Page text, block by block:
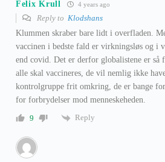
Felix Krull 4 years ago
Reply to Klodshans
Klummen skraber bare lidt i overfladen.
vaccinen i bedste fald er virkningsløs og i
end covid. Det er derfor globalistene er så
alle skal vaccineres, de vil nemlig ikke
kontrolgruppe frit omkring, de er bange
for forbrydelser mod menneskeheden.
9
Reply